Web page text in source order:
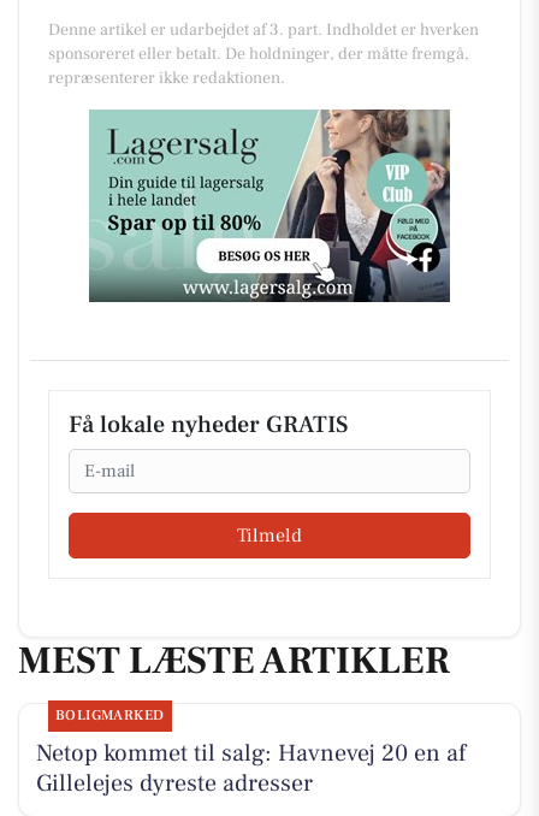
Denne artikel er udarbejdet af 3. part. Indholdet er hverken
sponsoreret eller betalt. De holdninger, der måtte fremgå,
repræsenterer ikke redaktionen.
Få lokale nyheder GRATIS
Email
Tilmeld
MEST LÆSTE ARTIKLER
BOLIGMARKED
Netop kommet til salg: Havnevej 20 en af
Gillelejes dyreste adresser